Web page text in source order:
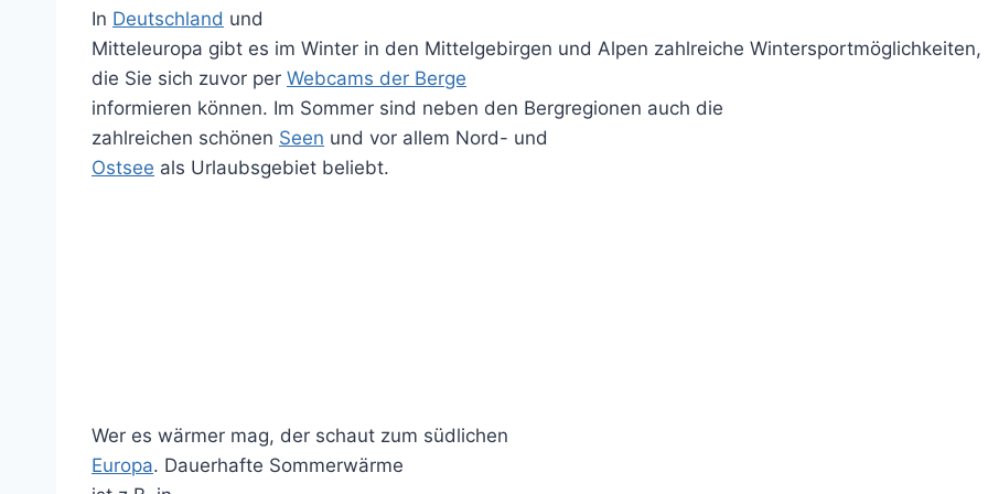
In Deutschland und
Mitteleuropa gibt es im Winter in den Mittelgebirgen und Alpen zahlreiche Wintersportmöglichkeiten,
die Sie sich zuvor per Webcams der Berge
informieren können. Im Sommer sind neben den Bergregionen auch die
zahlreichen schönen Seen und vor allem Nord- und
Ostsee als Urlaubsgebiet beliebt.
Wer es wärmer mag, der schaut zum südlichen
Europa. Dauerhafte Sommerwärme